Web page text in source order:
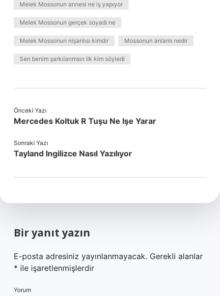
Melek Mossonun annesi ne iş yapıyor
Melek Mossonun gerçek soyadı ne
Melek Mossonun nişanlısı kimdir Mossonun anlamı nedir
Sen benim şarkılarımsın ilk kim söyledi
Önceki Yazı
Mercedes Koltuk R Tuşu Ne Işe Yarar
Sonraki Yazı
Tayland Ingilizce Nasıl Yazılıyor
Bir yanıt yazın
E-posta adresiniz yayınlanmayacak. Gerekli alanlar
* ile işaretlenmişlerdir
Yorum